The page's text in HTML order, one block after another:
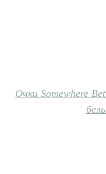
Очки Somewhere